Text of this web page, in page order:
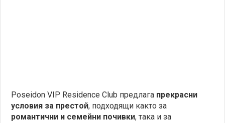
Poseidon VIP Residence Club предлага прекрасни
условия за престой, подходящи както за
романтични и семейни почивки, така и за